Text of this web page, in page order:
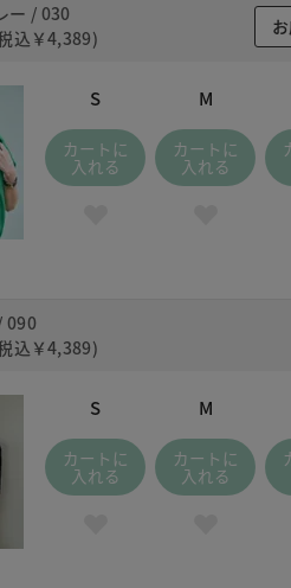
ー / 030
込 ￥4,389)
S
カートに
入れる
M
カートに
入れる
090
込 ￥4,389)
S
カートに
入れる
M
カートに
入れる